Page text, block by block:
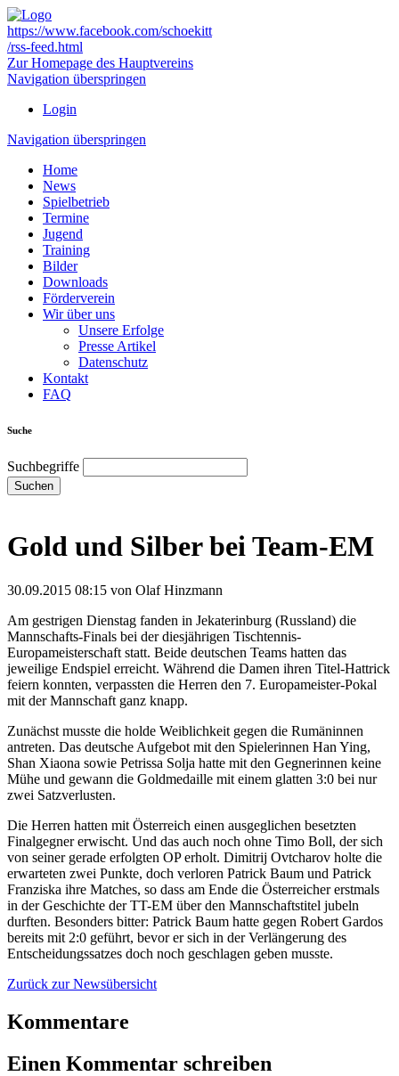
https://www.facebook.com/schoekitt
/rss-feed.html
Zur Homepage des Hauptvereins
Navigation überspringen
Login
Navigation überspringen
Home
News
Spielbetrieb
Termine
Jugend
Training
Bilder
Downloads
Förderverein
Wir über uns
Unsere Erfolge
Presse Artikel
Datenschutz
Kontakt
FAQ
Suche
Suchbegriffe
Suchen
Gold und Silber bei Team-EM
30.09.2015 08:15 von Olaf Hinzmann
Am gestrigen Dienstag fanden in Jekaterinburg (Russland) die
Mannschafts-Finals bei der diesjährigen Tischtennis-
Europameisterschaft statt. Beide deutschen Teams hatten das
jeweilige Endspiel erreicht. Während die Damen ihren Titel-Hattrick
feiern konnten, verpassten die Herren den 7. Europameister-Pokal
mit der Mannschaft ganz knapp.
Zunächst musste die holde Weiblichkeit gegen die Rumäninnen
antreten. Das deutsche Aufgebot mit den Spielerinnen Han Ying,
Shan Xiaona sowie Petrissa Solja hatte mit den Gegnerinnen keine
Mühe und gewann die Goldmedaille mit einem glatten 3:0 bei nur
zwei Satzverlusten.
Die Herren hatten mit Österreich einen ausgeglichen besetzten
Finalgegner erwischt. Und das auch noch ohne Timo Boll, der sich
von seiner gerade erfolgten OP erholt. Dimitrij Ovtcharov holte die
erwarteten zwei Punkte, doch verloren Patrick Baum und Patrick
Franziska ihre Matches, so dass am Ende die Österreicher erstmals
in der Geschichte der TT-EM über den Mannschaftstitel jubeln
durften. Besonders bitter: Patrick Baum hatte gegen Robert Gardos
bereits mit 2:0 geführt, bevor er sich in der Verlängerung des
Entscheidungssatzes doch noch geschlagen geben musste.
Zurück zur Newsübersicht
Kommentare
Einen Kommentar schreiben